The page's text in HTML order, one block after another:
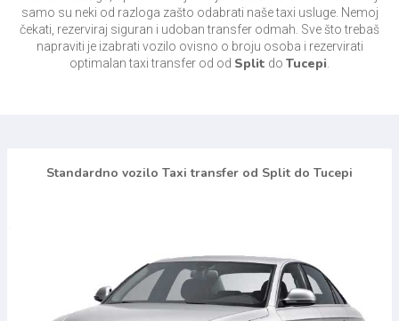
samo su neki od razloga zašto odabrati naše taxi usluge. Nemoj
čekati, rezerviraj siguran i udoban transfer odmah. Sve što trebaš
napraviti je izabrati vozilo ovisno o broju osoba i rezervirati
optimalan taxi transfer od od Split do Tucepi
Standardno vozilo Taxi transfer od Split do Tucepi